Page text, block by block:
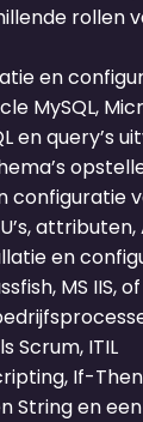
rollen
en
MySQL,
en query’s
configuratie
attributen,
en
MS IIS,
Scrum, ITIL
If-
String en